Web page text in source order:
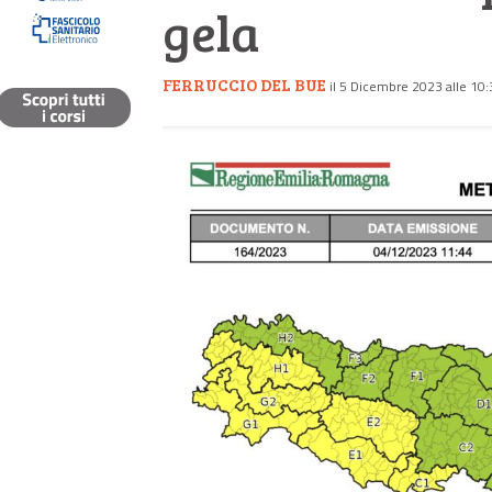
gela
FERRUCCIO DEL BUE il 5 Dicembre 2023 alle